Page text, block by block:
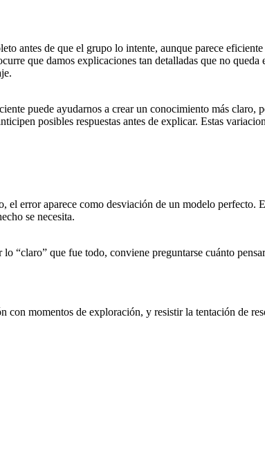
antes de que el grupo lo intente, aunque parece
que damos explicaciones tan detalladas que no queda
puede ayudarnos a crear un conocimiento más claro,
posibles respuestas antes de explicar. Estas
error aparece como desviación de un modelo perfecto.
se necesita.
“claro” que fue todo, conviene preguntarse cuánto
momentos de exploración, y resistir la tentación de